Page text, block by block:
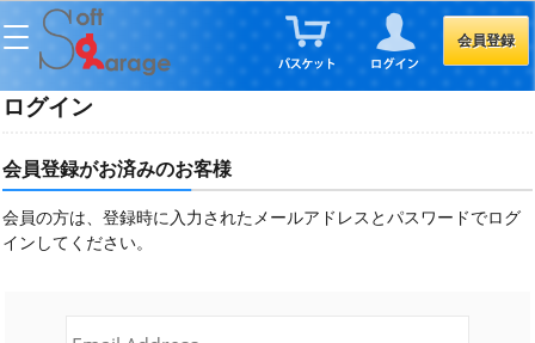
会員登録
ログイン
会員登録がお済みのお客様
会員の方は、登録時に入力されたメールアドレスとパスワードでログ
インしてください。